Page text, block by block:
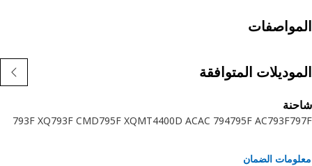
المتوافقة
793F
795F AC
794 AC
MT4400D AC
795F XQ
793F CMD
793F XQ
الضمان